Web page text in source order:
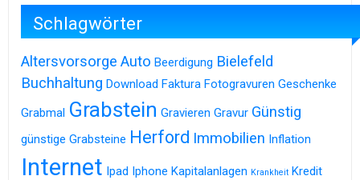
Schlagwörter
Altersvorsorge Auto Beerdigung Bielefeld
Buchhaltung Download Faktura Fotogravuren Geschenke
Grabmal Grabstein Gravieren Gravur Günstig
günstige Grabsteine Herford Immobilien Inflation
Internet Ipad Iphone Kapitalanlagen Krankheit Kredit